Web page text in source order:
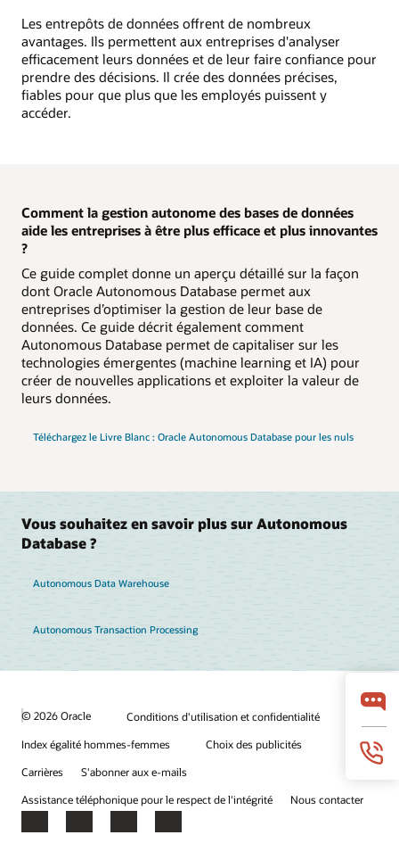
Les entrepôts de données offrent de nombreux
avantages. Ils permettent aux entreprises d'analyser
efficacement leurs données et de leur faire confiance pour
prendre des décisions. Il crée des données précises,
fiables pour que plus que les employés puissent y
accéder.
Comment la gestion autonome des bases de données
aide les entreprises à être plus efficace et plus innovantes
?
Ce guide complet donne un aperçu détaillé sur la façon
dont Oracle Autonomous Database permet aux
entreprises d’optimiser la gestion de leur base de
données. Ce guide décrit également comment
Autonomous Database permet de capitaliser sur les
technologies émergentes (machine learning et IA) pour
créer de nouvelles applications et exploiter la valeur de
leurs données.
Téléchargez le Livre Blanc : Oracle Autonomous Database pour les nuls
Vous souhaitez en savoir plus sur Autonomous
Database ?
Autonomous Data Warehouse
Autonomous Transaction Processing
© 2026 Oracle
Conditions d'utilisation et confidentialité
Index égalité hommes-femmes
Choix des publicités
Carrières
S'abonner aux e-mails
Assistance téléphonique pour le respect de l'intégrité
Nous contacter
Facebook
X LinkedInYouTube